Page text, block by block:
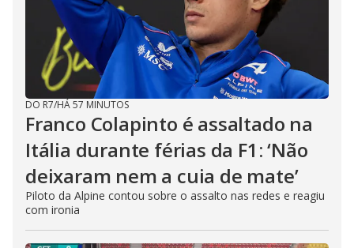
DO R7/HÁ 57 MINUTOS
Franco Colapinto é assaltado na
Itália durante férias da F1: ‘Não
deixaram nem a cuia de mate’
Piloto da Alpine contou sobre o assalto nas redes e reagiu
com ironia